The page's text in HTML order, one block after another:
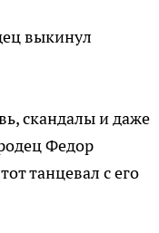
выкинул
скандалы и даже
Федор
танцевал с его